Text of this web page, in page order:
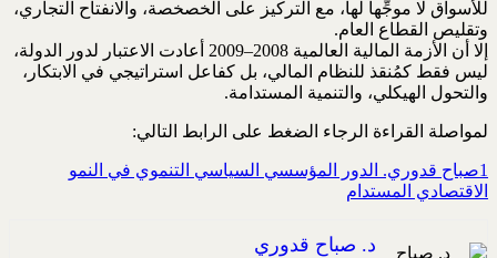
للأسواق لا موجِّهاً لها، ‏مع التركيز على الخصخصة، والانفتاح التجاري،
وتقليص القطاع العام.‏
إلا أن الأزمة المالية العالمية 2008–2009 أعادت الاعتبار لدور الدولة،
ليس فقط كمُنقذ للنظام المالي، بل ‏كفاعل استراتيجي في الابتكار،
والتحول الهيكلي، والتنمية المستدامة‏.
لمواصلة القراءة الرجاء الضغط على الرابط التالي:
1صباح قدوري. الدور المؤسسي السياسي التنموي في النمو
الاقتصادي المستدام
د. صباح قدوري